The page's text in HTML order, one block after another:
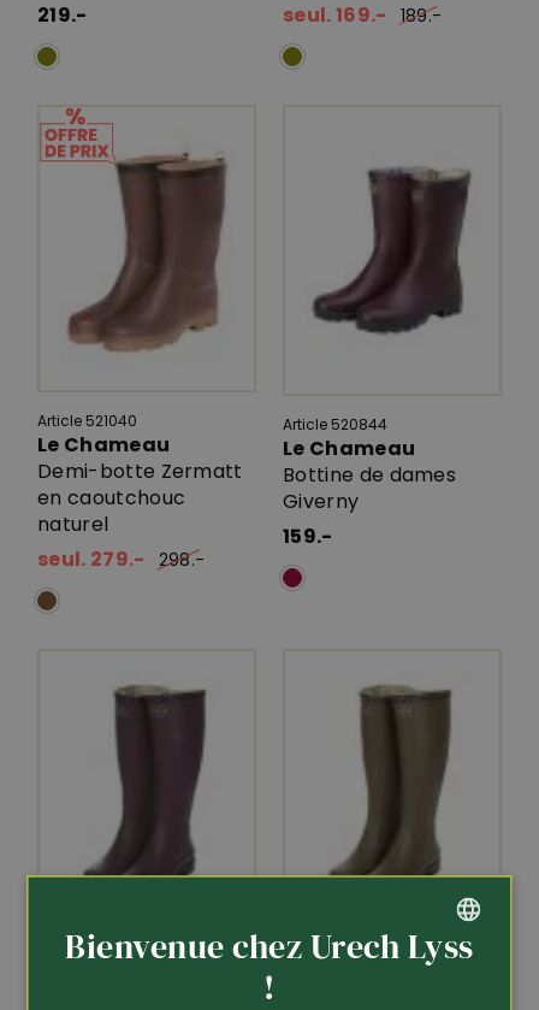
219.-
seul. 169.-
189.-
Article 521040
Le Chameau
Demi-botte Zermatt
en caoutchouc
naturel
seul. 279.-
298.-
Article 520844
Le Chameau
Bottine de dames
Giverny
159.-
Article 520644 Article 520623 GERMAN
Bienvenue chez Urech Lyss
!